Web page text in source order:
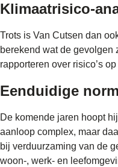
Klimaatrisico-
Trots is Van Cutsen dan
berekend wat de gevolgen
rapporteren over risico’s
Eenduidige
De komende jaren hoopt
aanloop complex, maar
bij verduurzaming van de
woon-, werk- en